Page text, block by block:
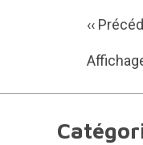
‹‹